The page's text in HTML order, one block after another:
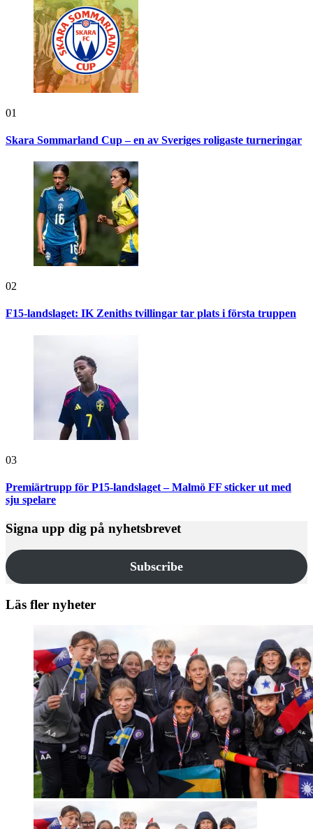
01
Skara Sommarland Cup – en av Sveriges roligaste turneringar
02
F15-landslaget: IK Zeniths tvillingar tar plats i första truppen
03
Premiärtrupp för P15-landslaget – Malmö FF sticker ut med
sju spelare
Signa upp dig på nyhetsbrevet
Subscribe
Läs fler nyheter